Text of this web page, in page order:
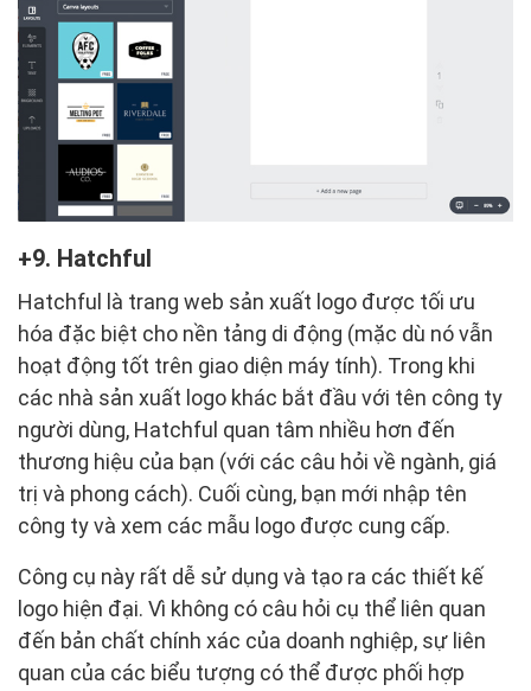
9. Hatchful
Hatchful là trang web sản xuất logo được tối ưu
hóa đặc biệt cho nền tảng di động (mặc dù nó vẫn
hoạt động tốt trên giao diện máy tính). Trong khi
các nhà sản xuất logo khác bắt đầu với tên công ty
người dùng, Hatchful quan tâm nhiều hơn đến
thương hiệu của bạn (với các câu hỏi về ngành, giá
trị và phong cách). Cuối cùng, bạn mới nhập tên
công ty và xem các mẫu logo được cung cấp.
Công cụ này rất dễ sử dụng và tạo ra các thiết kế
logo hiện đại. Vì không có câu hỏi cụ thể liên quan
đến bản chất chính xác của doanh nghiệp, sự liên
quan của các biểu tượng có thể được phối hợp